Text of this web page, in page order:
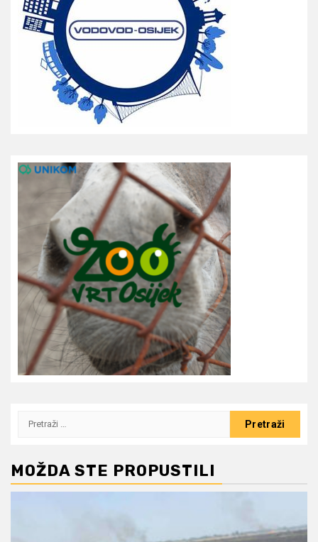
Pretraži:
MOŽDA STE PROPUSTILI